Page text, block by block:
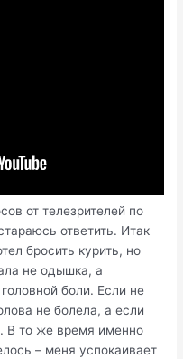
от телезрителей по
ответить. Итак
бросить курить, но
не одышка, а
боли. Если не
не болела, а если
В то же время именно
– меня успокаивает